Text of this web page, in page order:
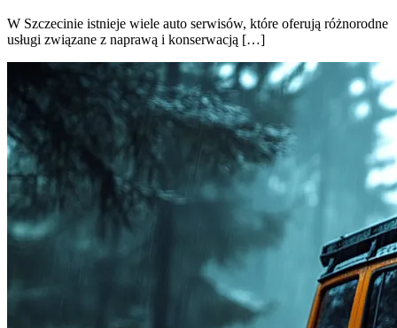
W Szczecinie istnieje wiele auto serwisów, które oferują różnorodne
usługi związane z naprawą i konserwacją […]